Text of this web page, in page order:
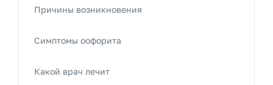
Причины возникновения
Симптомы оофорита
Какой врач лечит